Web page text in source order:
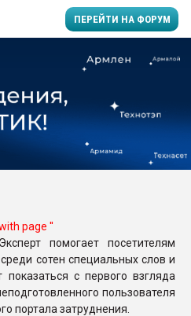
ПЕРЕЙТИ НА ФОРУМ
заводу пластмасс"
Подмосковье, Москва
28.07.2026
первый план в
пластмасс
page ''
помогает посетителям
сотен специальных слов и
с первого взгляда
пользователя
портала затруднения.